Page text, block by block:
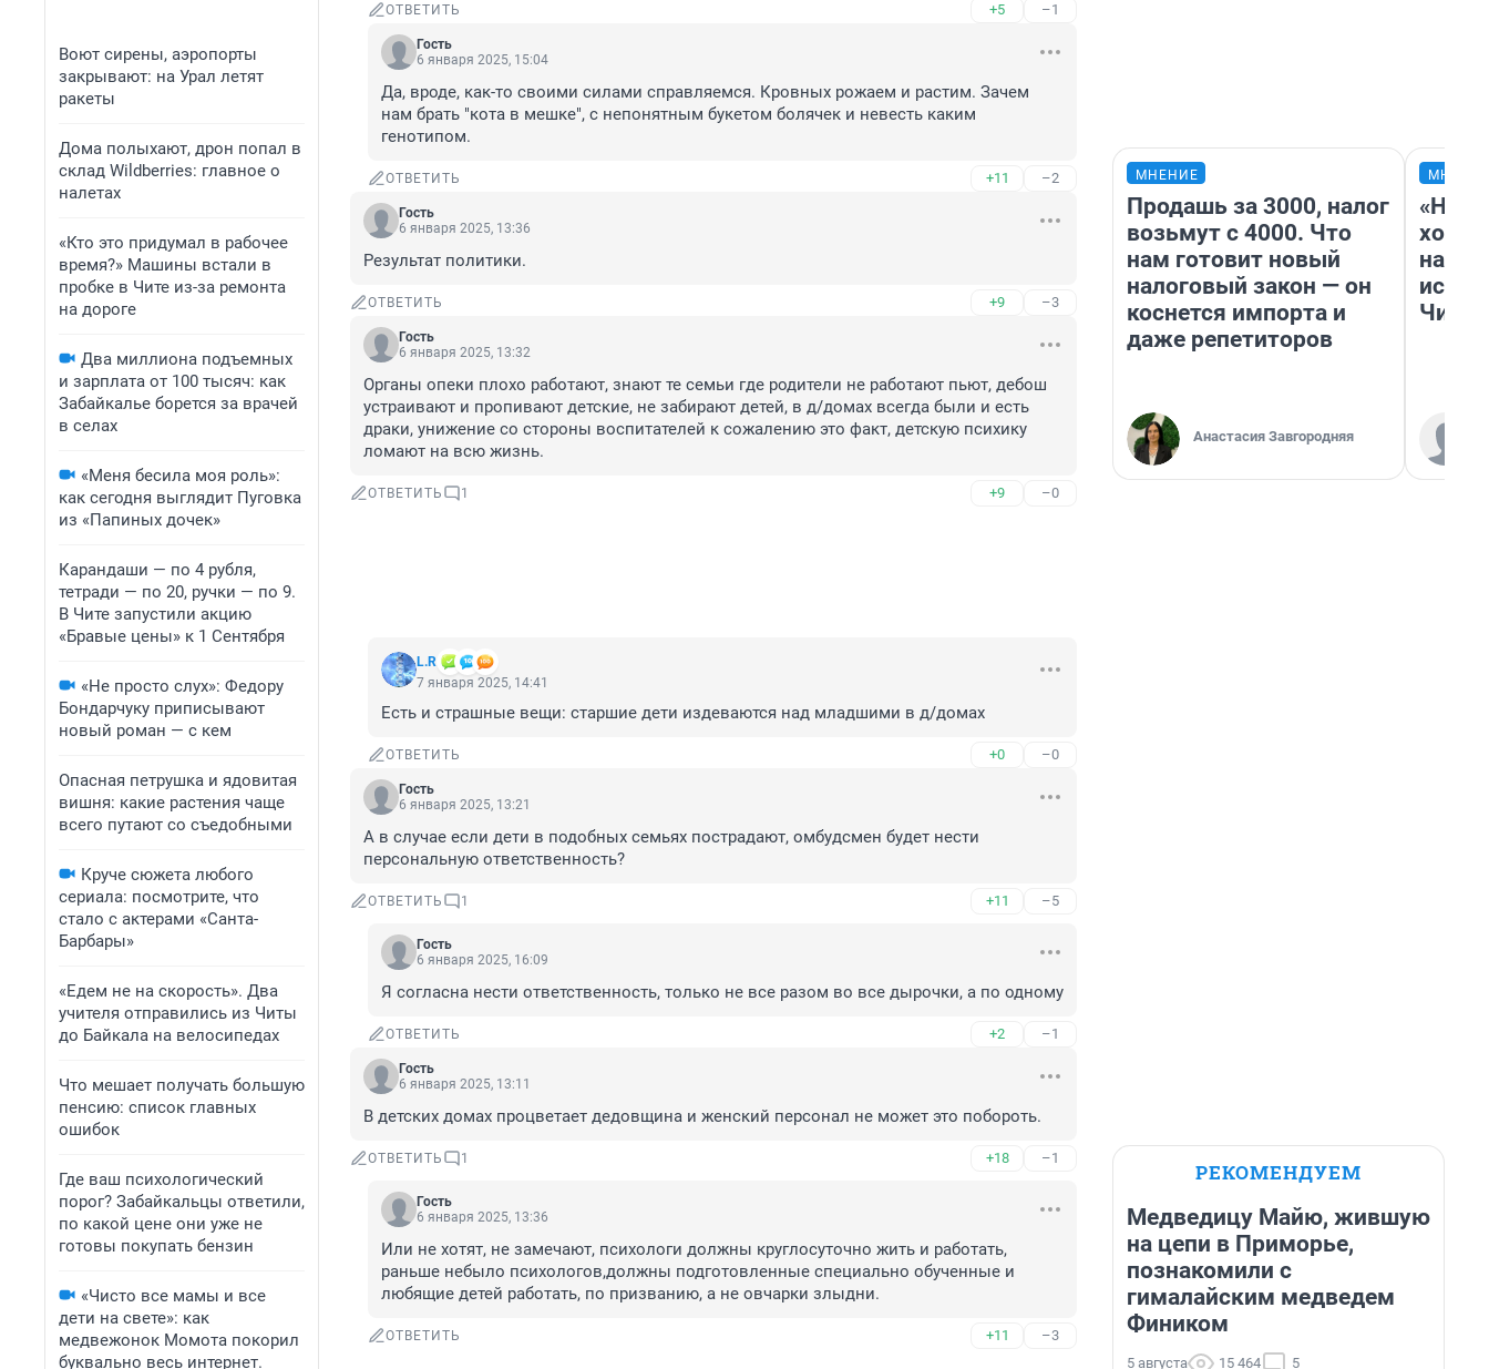
Воют сирены, аэропорты
закрывают: на Урал летят
ракеты
Дома полыхают, дрон попал в
склад Wildberries: главное о
налетах
«Кто это придумал в рабочее
время?» Машины встали в
пробке в Чите из-за ремонта
на дороге
Два миллиона подъемных
и зарплата от 100 тысяч: как
Забайкалье борется за врачей
в селах
«Меня бесила моя роль»:
как сегодня выглядит Пуговка
из «Папиных дочек»
Карандаши — по 4 рубля,
тетради — по 20, ручки — по 9.
В Чите запустили акцию
«Бравые цены» к 1 Сентября
«Не просто слух»: Федору
Бондарчуку приписывают
новый роман — с кем
Опасная петрушка и ядовитая
вишня: какие растения чаще
всего путают со съедобными
Круче сюжета любого
сериала: посмотрите, что
стало с актерами «Санта-
Барбары»
«Едем не на скорость». Два
учителя отправились из Читы
до Байкала на велосипедах
Что мешает получать большую
пенсию: список главных
ошибок
Где ваш психологический
порог? Забайкальцы ответили,
по какой цене они уже не
готовы покупать бензин
«Чисто все мамы и все
дети на свете»: как
медвежонок Момота покорил
буквально весь интернет.
ОТВЕТИТЬ +5 –1
Гость
6 января 2025, 15:04
Да, вроде, как-то своими силами справляемся. Кровных рожаем и растим. Зачем
нам брать "кота в мешке", с непонятным букетом болячек и невесть каким
генотипом.
ОТВЕТИТЬ +11 –2
Гость
6 января 2025, 13:36
Результат политики.
ОТВЕТИТЬ +9 –3
Гость
6 января 2025, 13:32
Органы опеки плохо работают, знают те семьи где родители не работают пьют, дебош
устраивают и пропивают детские, не забирают детей, в д/домах всегда были и есть
драки, унижение со стороны воспитателей к сожалению это факт, детскую психику
ломают на всю жизнь.
ОТВЕТИТЬ 1 +9 –0
L.R
7 января 2025, 14:41
Есть и страшные вещи: старшие дети издеваются над младшими в д/домах
ОТВЕТИТЬ +0 –0
Гость
6 января 2025, 13:21
А в случае если дети в подобных семьях пострадают, омбудсмен будет нести
персональную ответственность?
ОТВЕТИТЬ 1 +11 –5
Гость
6 января 2025, 16:09
Я согласна нести ответственность, только не все разом во все дырочки, а по одному
ОТВЕТИТЬ +2 –1
Гость
6 января 2025, 13:11
В детских домах процветает дедовщина и женский персонал не может это побороть.
ОТВЕТИТЬ 1 +18 –1
Гость
6 января 2025, 13:36
Или не хотят, не замечают, психологи должны круглосуточно жить и работать,
раньше небыло психологов,должны подготовленные специально обученные и
любящие детей работать, по призванию, а не овчарки злыдни.
ОТВЕТИТЬ +11 –3
МНЕНИЕ
Продашь за 3000, налог
возьмут с 4000. Что
нам готовит новый
налоговый закон — он
коснется импорта и
даже репетиторов
Анастасия Завгородняя
Читы
РЕКОМЕНДУЕМ
Медведицу Майю, жившую
на цепи в Приморье,
познакомили с
гималайским медведем
Фиником
5 августа 15 464 5